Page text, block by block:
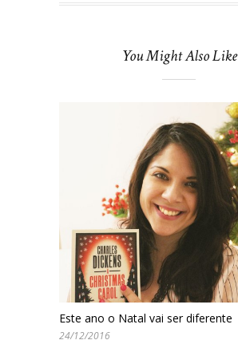
You Might Also Like
Este ano o Natal vai ser diferente
24/12/2016